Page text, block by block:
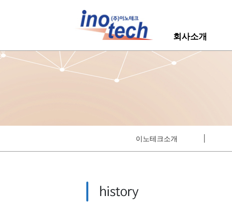
회사소개
이노테크소개